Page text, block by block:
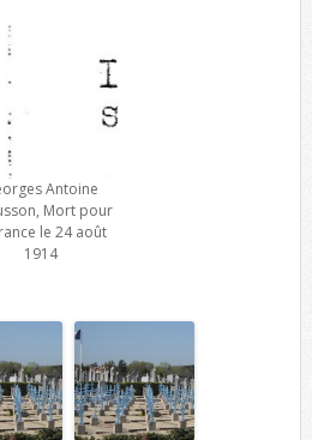
Antoine
Mort pour
le 24 août
1914